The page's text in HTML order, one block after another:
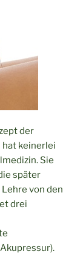
der
keinerlei
Sie
später
von den
drei